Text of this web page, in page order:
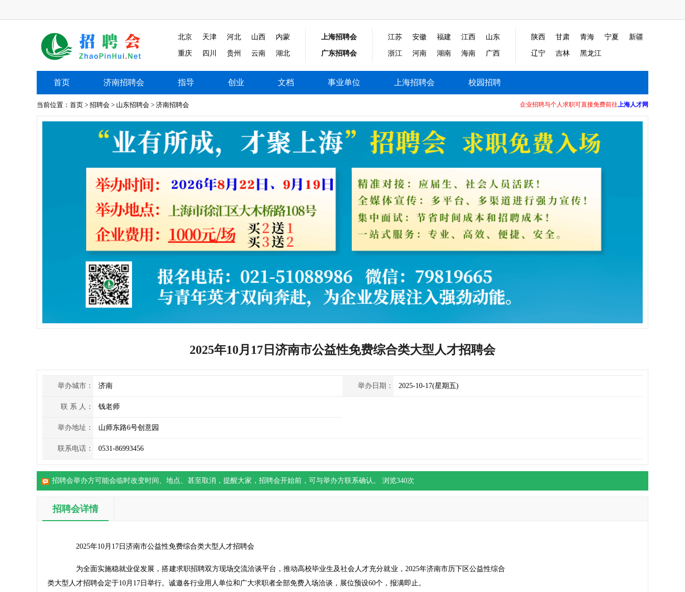
济南招聘会
北京 天津 河北 山西 内蒙
重庆 四川 贵州 云南 湖北
上海招聘会
广东招聘会
江苏 安徽 福建 江西 山东
浙江 河南 湖南 海南 广西
陕西 甘肃 青海 宁夏 新疆
辽宁 吉林 黑龙江
首页 济南招聘会 指导 创业 文档 事业单位 上海招聘会 校园招聘
企业招聘与个人求职可直接免费前往上海人才网
当前位置： 首页 > 招聘会 > 山东招聘会 > 济南招聘会
2025年10月17日济南市公益性免费综合类大型人才招聘会
举办城市： 济南 举办日期： 2025-10-17(星期五)
联 系 人： 钱老师
举办地址： 山师东路6号创意园
联系电话： 0531-86993456
招聘会举办方可能会临时改变时间、地点、甚至取消，提醒大家， 招聘会开始前，可与举办方联系确认。 浏览340次
招聘会详情
2025年10月17日济南市公益性免费综合类大型人才招聘会
为全面实施稳就业促发展，搭建求职招聘双方现场交流洽谈平台，推动高校毕业生及社会人才充分就业，2025年济南市历下区公益性综合
类大型人才招聘会定于10月17日举行。诚邀各行业用人单位和广大求职者全部免费入场洽谈，展位预设60个，报满即止。